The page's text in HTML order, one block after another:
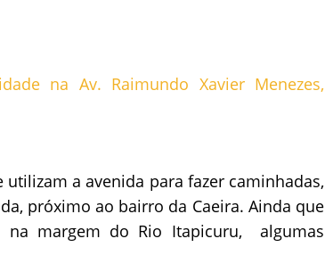
a avenida para fazer caminhadas,
próximo ao bairro da Caeira. Ainda que
na margem do Rio Itapicuru, algumas